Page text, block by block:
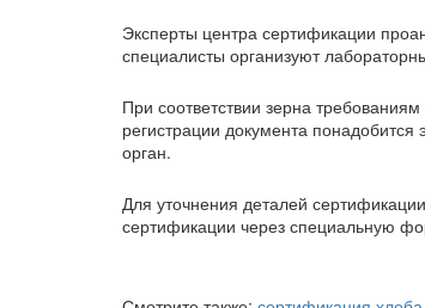
Эксперты центра сертификации
специалисты организуют
При соответствии зерна
регистрации документа
орган.
Для уточнения деталей
сертификации через специальную